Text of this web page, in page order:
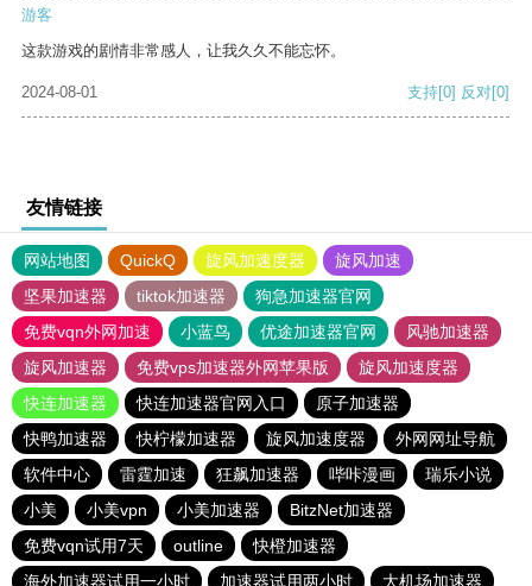
游客
这款游戏的剧情非常感人，让我久久不能忘怀。
2024-08-01 支持[0] 反对[0]
友情链接
网站地图 QuickQ 旋风加速度器
旋风加速
坚果加速器
tiktok加速器
狗急加速器官网
免费vqn外网加速
小蓝鸟 优途加速器官网
风驰加速器
旋风加速器
免费vps加速器外网苹果版
旋风加速度器
快连加速器
快连加速器官网入口
原子加速器
快鸭加速器
快柠檬加速器 旋风加速度器
外网网址导航
软件中心
雷霆加速 狂飙加速器 哔咔漫画
瑞乐小说
小美
小美vpn 小美加速器
BitzNet加速器
免费vqn试用7天
outline
快橙加速器
海外加速器试用一小时
加速器试用两小时
大机场加速器